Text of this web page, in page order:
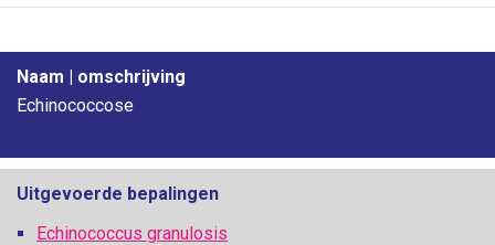
Naam | omschrijving
Echinococcose
Uitgevoerde bepalingen
Echinococcus granulosis